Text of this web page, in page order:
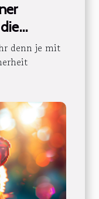
denn je mit